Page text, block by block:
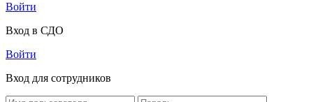
Войти
Вход в СДО
Войти
Вход для сотрудников